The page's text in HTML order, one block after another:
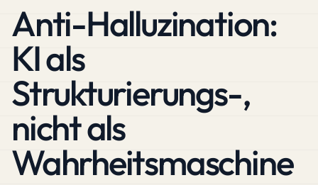
Anti-Halluzination:
KI als
Strukturierungs-,
nicht als
Wahrheitsmaschine